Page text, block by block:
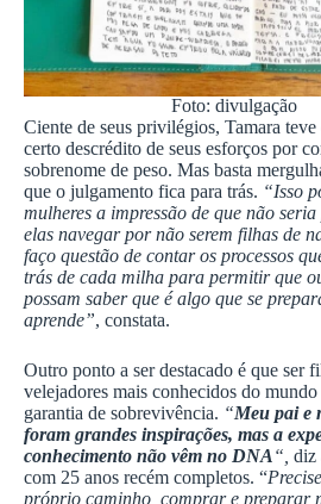
Foto: divulgação
Ciente de seus privilégios, Tamara
certo descrédito de seus esforços por
sobrenome de peso. Mas basta
que o julgamento fica para trás. “Isso
mulheres a impressão de que não
elas navegar por não serem filhas de
faço questão de contar os processos
trás de cada milha para permitir que
possam saber que é algo que se
aprende”, constata.
Outro ponto a ser destacado é que ser
velejadores mais conhecidos do
garantia de sobrevivência. “Meu pai e
foram grandes inspirações, mas a
conhecimento não vêm no DNA “, diz
com 25 anos recém completos. “
próprio caminho, comprar e preparar